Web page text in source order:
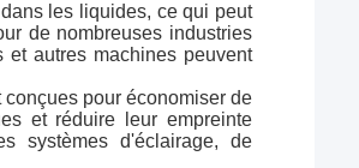
les liquides, ce qui peut
de nombreuses industries
autres machines peuvent
pour économiser de
et réduire leur empreinte
systèmes d'éclairage, de